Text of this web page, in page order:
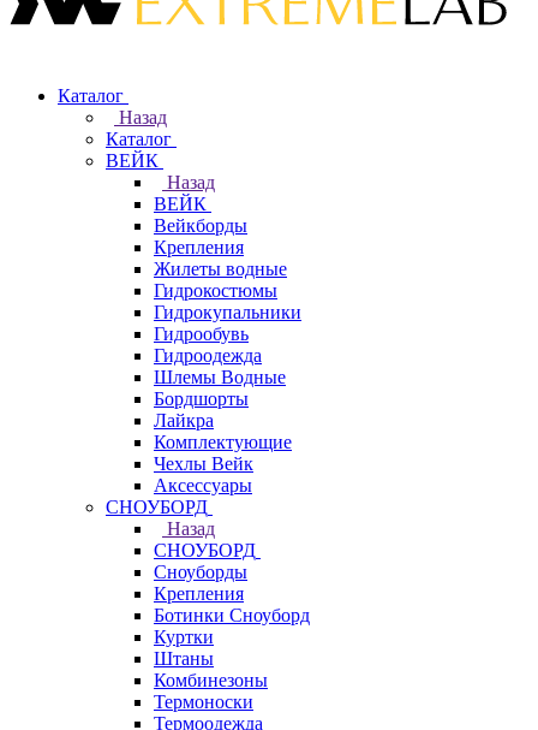
Каталог
Назад
Каталог
ВЕЙК
Назад
ВЕЙК
Вейкборды
Крепления
Жилеты водные
Гидрокостюмы
Гидрокупальники
Гидрообувь
Гидроодежда
Шлемы Водные
Бордшорты
Лайкра
Комплектующие
Чехлы Вейк
Аксессуары
СНОУБОРД
Назад
СНОУБОРД
Сноуборды
Крепления
Ботинки Сноуборд
Куртки
Штаны
Комбинезоны
Термоноски
Термоодежда